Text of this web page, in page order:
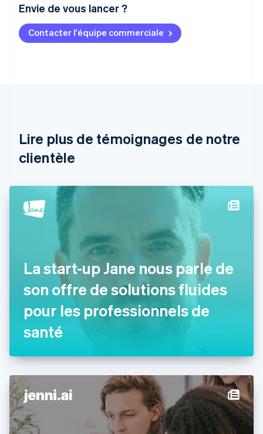
Envie de vous lancer ?
Contacter l'équipe commerciale
Lire plus de témoignages de notre
clientèle
La start-up Jane nous parle de
son offre de solutions fluides
pour les professionnels de
santé
Allemagne
Brésil
PortuguêsEnglish
Bulgarie
English Français
Chine continentale
简体中文 English
Chypre
Croatie
English Italiano
Danemark
English
Émirats arabes unis
English
Espagne
EspañolEnglish
English
États-Unis
简体中文
Finlande
Français